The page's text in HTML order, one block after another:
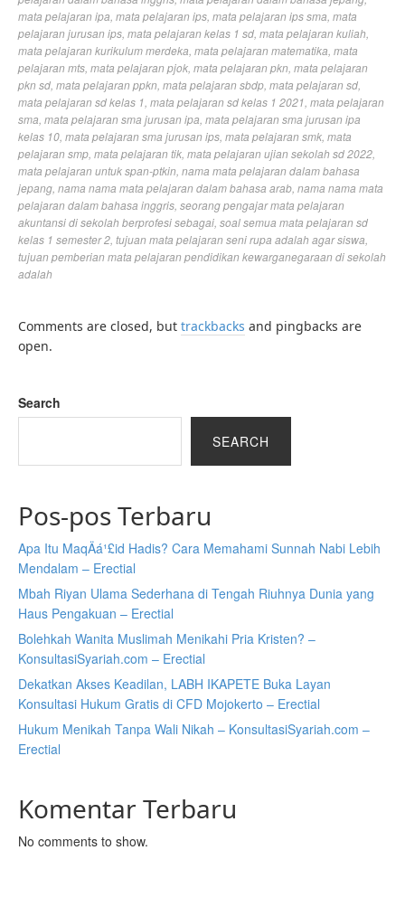
mata pelajaran ipa mata pelajaran ips mata pelajaran ips sma mata
pelajaran jurusan ips mata pelajaran kelas 1 sd mata pelajaran kuliah
mata pelajaran kurikulum merdeka mata pelajaran matematika mata
pelajaran mts mata pelajaran pjok mata pelajaran pkn mata pelajaran
pkn sd mata pelajaran ppkn mata pelajaran sbdp mata pelajaran sd
mata pelajaran sd kelas 1 mata pelajaran sd kelas 1 2021 mata pelajaran
sma mata pelajaran sma jurusan ipa mata pelajaran sma jurusan ipa
kelas 10 mata pelajaran sma jurusan ips mata pelajaran smk mata
pelajaran smp mata pelajaran tik mata pelajaran ujian sekolah sd 2022
mata pelajaran untuk span-ptkin nama mata pelajaran dalam bahasa
jepang nama nama mata pelajaran dalam bahasa arab nama nama mata
pelajaran dalam bahasa inggris seorang pengajar mata pelajaran
akuntansi di sekolah berprofesi sebagai soal semua mata pelajaran sd
kelas 1 semester 2 tujuan mata pelajaran seni rupa adalah agar siswa
tujuan pemberian mata pelajaran pendidikan kewarganegaraan di sekolah
adalah
Comments are closed, but trackbacks and pingbacks are
open.
Search
SEARCH
Pos-pos Terbaru
Apa Itu MaqÄá¹£id Hadis? Cara Memahami Sunnah Nabi Lebih
Mendalam – Erectial
Mbah Riyan Ulama Sederhana di Tengah Riuhnya Dunia yang
Haus Pengakuan – Erectial
Bolehkah Wanita Muslimah Menikahi Pria Kristen? –
KonsultasiSyariah.com – Erectial
Dekatkan Akses Keadilan, LABH IKAPETE Buka Layan
Konsultasi Hukum Gratis di CFD Mojokerto – Erectial
Hukum Menikah Tanpa Wali Nikah – KonsultasiSyariah.com –
Erectial
Komentar Terbaru
No comments to show.